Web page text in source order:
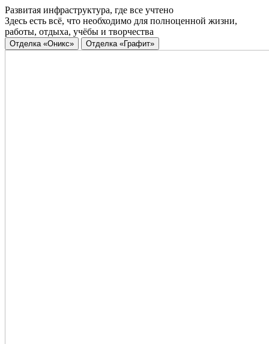
Развитая инфраструктура, где все учтено
Здесь есть всё, что необходимо для полноценной жизни,
работы, отдыха, учёбы и творчества
Отделка «Оникс» Отделка «Графит»